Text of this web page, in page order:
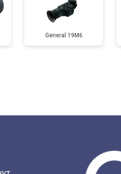
General 19M6